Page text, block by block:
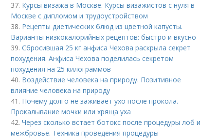
37. Курсы визажа в Москве. Курсы визажистов с нуля в
Москве с дипломом и трудоустройством
38. Рецепты диетических блюд из цветной капусты.
Варианты низкокалорийных рецептов: быстро и вкусно
39.Сбросившая 25 кг анфиса Чехова раскрыла секрет
похудения. Анфиса Чехова поделилась секретом
похудения на 25 килограммов
40. Воздействие человека на природу. Позитивное
влияние человека на природу
41. Почему долго не заживает ухо после прокола.
Прокалывание мочки или хряща уха
42.Через сколько встает ботокс после процедуры лоб и
межбровье. Техника проведения процедуры